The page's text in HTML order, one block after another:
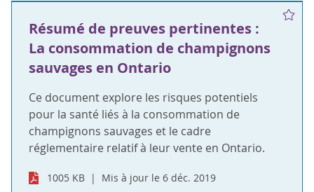
Résumé de preuves pertinentes :
La consommation de champignons
sauvages en Ontario
Ce document explore les risques potentiels
pour la santé liés à la consommation de
champignons sauvages et le cadre
réglementaire relatif à leur vente en Ontario.
1005 KB Mis à jour le 6 déc. 2019